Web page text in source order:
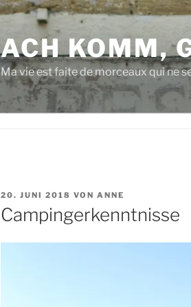
ACH KOMM,
Ma vie est faite de morceaux qui ne
VERÖFFENTLICHT
AM
20. JUNI 2018 VON ANNE
Campingerkenntnisse